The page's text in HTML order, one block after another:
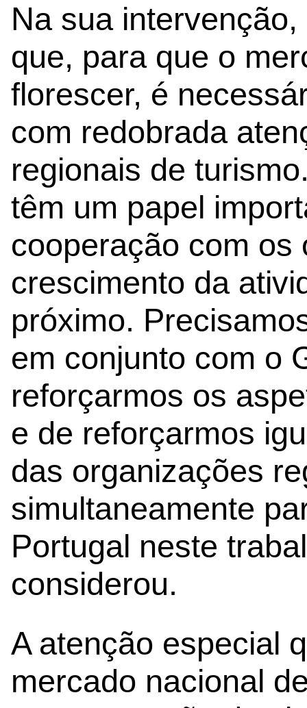
Na sua
que, para que o
florescer, é
com redobrada
regionais de
têm um papel
cooperação com os
crescimento da
próximo.
em conjunto com o
reforçarmos os
e de reforçarmos
das organizações
simultaneamente
Portugal neste
considerou.
A atenção especial
mercado nacional